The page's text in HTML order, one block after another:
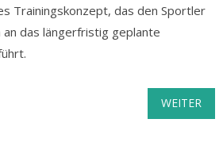
Trainingskonzept, das den Sportler
an das längerfristig geplante
WEITER